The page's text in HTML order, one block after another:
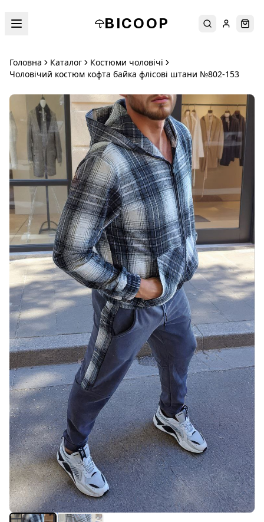
BICOOP ПошукУвійти
Головна Каталог
Костюми чоловічі
Чоловічий костюм кофта байка флісові штани №802-153